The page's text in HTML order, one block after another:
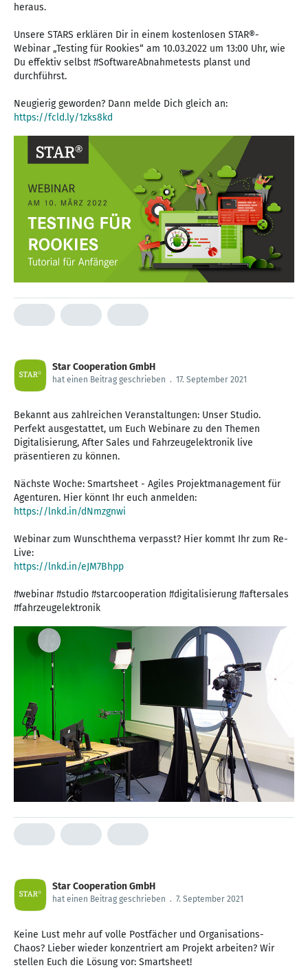
heraus.
Unsere STARS erklären Dir in einem kostenlosen STAR®-
Webinar „Testing für Rookies“ am 10.03.2022 um 13:00 Uhr, wie
Du effektiv selbst #SoftwareAbnahmetests planst und
durchführst.
Neugierig geworden? Dann melde Dich gleich an:
https://fcld.ly/1zks8kd
Star Cooperation GmbH
hat einen Beitrag geschrieben . 17. September 2021
Bekannt aus zahlreichen Veranstaltungen: Unser Studio.
Perfekt ausgestattet, um Euch Webinare zu den Themen
Digitalisierung, After Sales und Fahrzeugelektronik live
präsentieren zu können.
Nächste Woche: Smartsheet - Agiles Projektmanagement für
https://lnkd.in/dNmzgnwi
Webinar zum Wunschthema verpasst? Hier kommt Ihr zum Re-
https://lnkd.in/eJM7Bhpp
#webinar #studio #starcooperation #digitalisierung #aftersales
#fahrzeugelektronik
Star Cooperation GmbH
hat einen Beitrag geschrieben . 7. September 2021
Keine Lust mehr auf volle Postfächer und Organisations-
Chaos? Lieber wieder konzentriert am Projekt arbeiten? Wir
stellen Euch die Lösung vor: Smartsheet!